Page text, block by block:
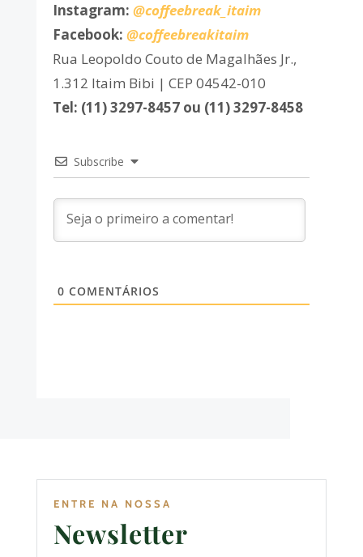
Instagram: @coffeebreak_itaim
Facebook: @coffeebreakitaim
Rua Leopoldo Couto de Magalhães Jr.,
1.312 Itaim Bibi | CEP 04542-010
Tel: (11) 3297-8457 ou (11) 3297-8458
Subscribe
0 COMENTÁRIOS
ENTRE NA NOSSA
Newsletter